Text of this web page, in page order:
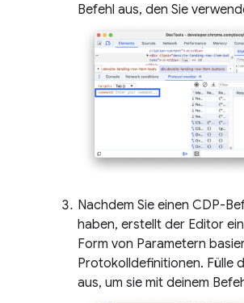
Befehl aus, den Sie
Nachdem Sie einen CDP-
haben, erstellt der Editor
Form von Parametern
Protokolldefinitionen. Fülle
aus, um sie mit deinem